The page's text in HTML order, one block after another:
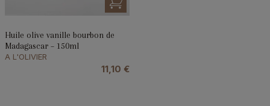
Huile olive vanille bourbon de
Madagascar – 150ml
A L'OLIVIER
11,10 €